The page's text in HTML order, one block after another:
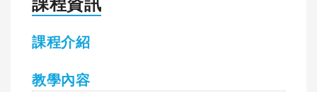
課程介紹
教學內容